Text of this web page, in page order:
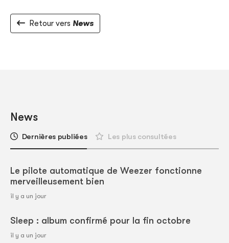
Retour vers News
News
Dernières publiées Les plus consultées
Le pilote automatique de Weezer fonctionne
merveilleusement bien
il y a un jour
Sleep : album confirmé pour la fin octobre
il y a un jour